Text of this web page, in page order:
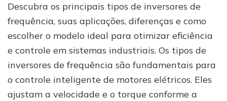
são
os
de
inversores
frequência
Descubra os principais tipos de inversores de
frequência, suas aplicações, diferenças e como
escolher o modelo ideal para otimizar eficiência
e controle em sistemas industriais. Os tipos de
inversores de frequência são fundamentais para
o controle inteligente de motores elétricos. Eles
ajustam a velocidade e o torque conforme a